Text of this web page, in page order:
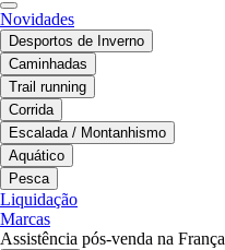
Novidades
Desportos de Inverno
Caminhadas
Trail running
Corrida
Escalada / Montanhismo
Aquático
Pesca
Liquidação
Marcas
Assistência pós-venda na França